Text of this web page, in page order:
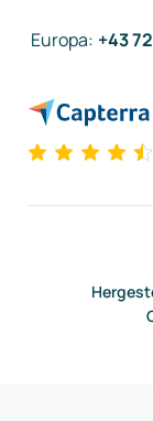
Europa: +43